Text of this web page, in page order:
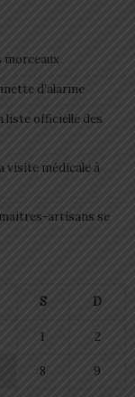
morceaux
d’alarme
liste officielle des
visite médicale à
artisans se
S D
1 2
8 9